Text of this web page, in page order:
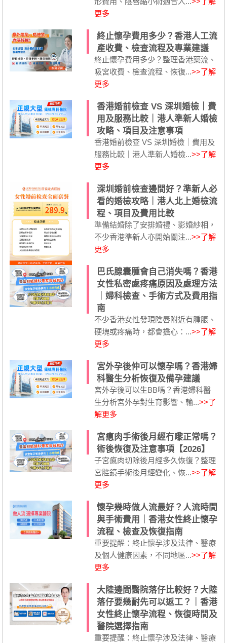
更多
終止懷孕費用多少？香港人工流
產收費、檢查流程及專業建議
終止懷孕費用多少？整理香港藥流、
吸宮收費、檢查流程、恢復...>>了解
更多
香港婚前檢查 VS 深圳婚檢｜費
用及服務比較｜港人準新人婚檢
攻略、項目及注意事項
香港婚前檢查 VS 深圳婚檢｜費用及
服務比較｜港人準新人婚檢...>>了解
更多
深圳婚前檢查邊間好？準新人必
看的婚檢攻略｜港人北上婚檢流
程、項目及費用比較
準備結婚除了安排婚禮、影婚紗相，
不少香港準新人亦開始關注...>>了解
更多
巴氏腺囊腫會自己消失嗎？香港
女性私密處疼痛原因及處理方法
｜婦科檢查、手術方式及費用指
南
不少香港女性發現陰唇附近有腫脹、
硬塊或疼痛時，都會擔心：...>>了解
更多
宮外孕後仲可以懷孕嗎？香港婦
科醫生分析恢復及備孕建議
宮外孕後可以生BB嗎？香港婦科醫
生分析宮外孕對生育影響、輸...>>了
解更多
宮瘜肉手術後月經冇嚟正常嗎？
術後恢復及注意事項【2026】
子宮瘜肉切除後月經多久恢復？整理
宮腔鏡手術後月經變化、恢...>>了解
更多
懷孕幾時做人流最好？人流時間
與手術費用｜香港女性終止懷孕
流程、檢查及恢復指南
重要提醒：終止懷孕涉及法律、醫療
及個人健康因素，不同地區...>>了解
更多
大陸邊間醫院落仔比較好？大陸
落仔要幾耐先可以返工？｜香港
女性終止懷孕流程、恢復時間及
醫院選擇指南
重要提醒：終止懷孕涉及法律、醫療